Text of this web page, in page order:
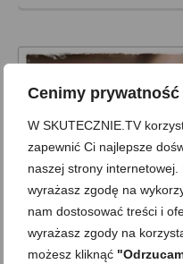
Cenimy
W SKUTECZNIE.TV
zapewnić Ci najlepsze
naszej strony internetowej.
wyrażasz zgodę na
nam dostosować treści i
wyrażasz zgody na
możesz kliknąć